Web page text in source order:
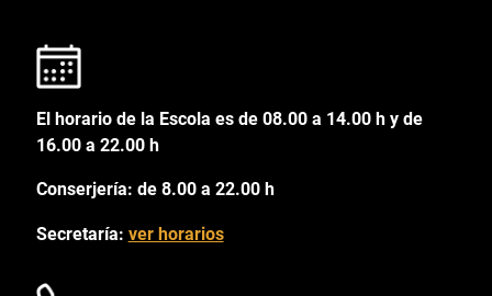
El horario de la Escola es de 08.00 a 14.00 h y de
16.00 a 22.00 h
Conserjería: de 8.00 a 22.00 h
Secretaría: ver horarios